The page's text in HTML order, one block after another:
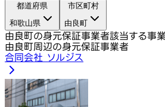
都道府県
和歌山県
市区町村
由良町
由良町の身元保証事業者該当する事
由良町周辺の身元保証事業者
合同会社 ソルジス